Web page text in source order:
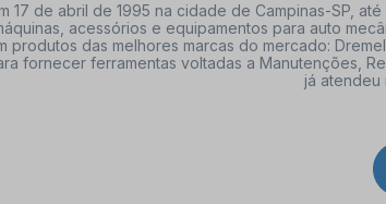
17 de abril de 1995 na cidade de Campinas-SP,
acessórios e equipamentos para auto
produtos das melhores marcas do mercado:
fornecer ferramentas voltadas a Manutenções,
já atendeu